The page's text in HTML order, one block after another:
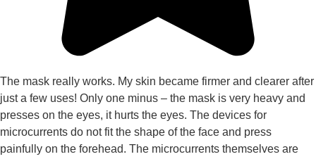
The mask really works. My skin became firmer and clearer after
just a few uses! Only one minus – the mask is very heavy and
presses on the eyes, it hurts the eyes. The devices for
microcurrents do not fit the shape of the face and press
painfully on the forehead. The microcurrents themselves are